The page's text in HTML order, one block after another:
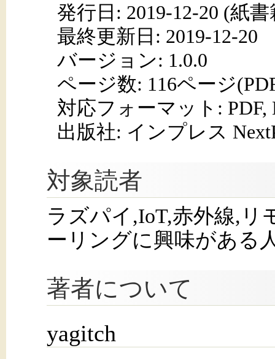
発行日: 2019-12-20 (紙書
最終更新日: 2019-12-20
バージョン: 1.0.0
ページ数: 116ページ
対応フォーマット: PDF,
出版社: インプレス
対象読者
ラズパイ,IoT,赤外線,リ
ーリングに興味がある
著者について
yagitch